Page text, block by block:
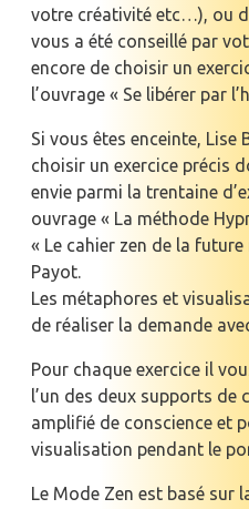
votre créativité etc…), ou
vous a été conseillé par
encore de choisir un
l’ouvrage « Se libérer par
Si vous êtes enceinte, Lise
choisir un exercice précis
envie parmi la trentaine
ouvrage « La méthode
« Le cahier zen de la
Payot.
Les métaphores et
de réaliser la demande
Pour chaque exercice il
l’un des deux supports de
amplifié de conscience et
visualisation pendant le
Le Mode Zen est basé sur